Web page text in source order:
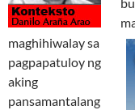
maghihiwalay sa
pagpapatuloy ng
aking
pansamantalang